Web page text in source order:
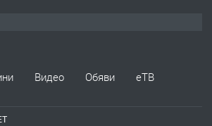
преди 1 година
Видео Обяви
еТВ